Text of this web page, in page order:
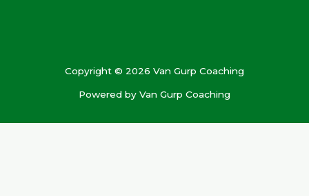
Copyright © 2026 Van Gurp Coaching
Powered by Van Gurp Coaching